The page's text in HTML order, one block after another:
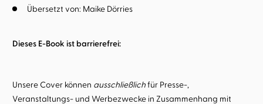
Übersetzt von: Maike Dörries
Dieses E-Book ist barrierefrei:
Unsere Cover können ausschließlichfür Presse-,
Veranstaltungs- und Werbezwecke in Zusammenhang mit